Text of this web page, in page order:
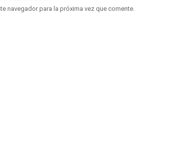
navegador para la próxima vez que comente.